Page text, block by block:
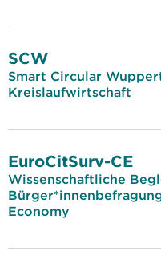
SCW
Smart Circular
Kreislaufwirtschaft
EuroCitSurv-CE
Wissenschaftliche
Economy